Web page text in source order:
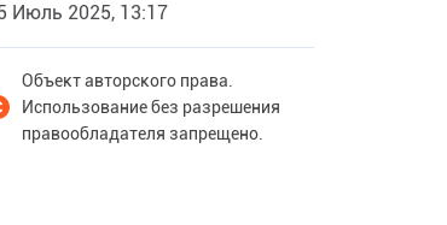
Июль 2025, 13:17
Объект авторского права.
Использование без разрешения
правообладателя запрещено.